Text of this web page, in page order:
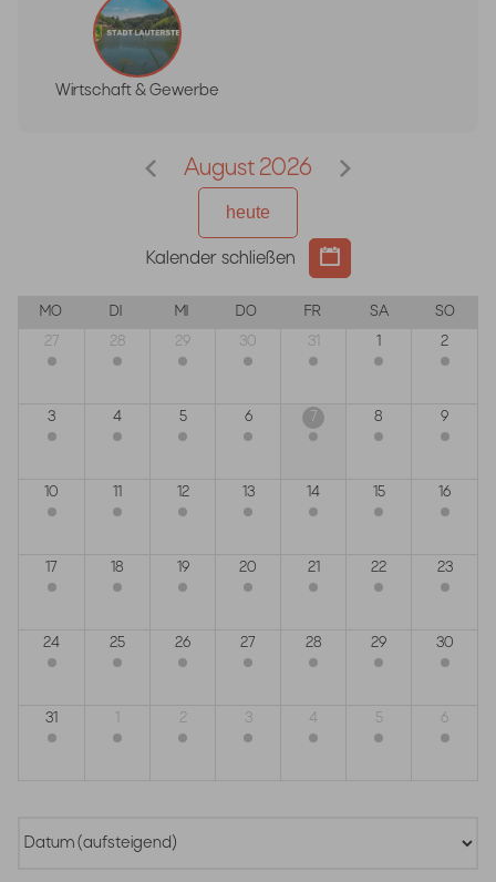
Wirtschaft & Gewerbe